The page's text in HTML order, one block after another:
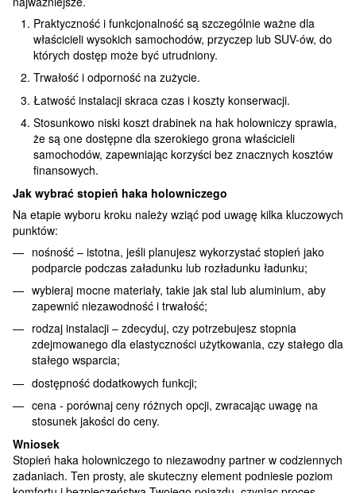
Praktyczność i funkcjonalność są szczególnie ważne dla
właścicieli wysokich samochodów, przyczep lub SUV-ów, do
których dostęp może być utrudniony.
Trwałość i odporność na zużycie.
Łatwość instalacji skraca czas i koszty konserwacji.
Stosunkowo niski koszt drabinek na hak holowniczy sprawia,
że ​​są one dostępne dla szerokiego grona właścicieli
samochodów, zapewniając korzyści bez znacznych kosztów
finansowych.
Jak wybrać stopień haka holowniczego
Na etapie wyboru kroku należy wziąć pod uwagę kilka kluczowych
punktów:
nośność – istotna, jeśli planujesz wykorzystać stopień jako
podparcie podczas załadunku lub rozładunku ładunku;
wybieraj mocne materiały, takie jak stal lub aluminium, aby
zapewnić niezawodność i trwałość;
rodzaj instalacji – zdecyduj, czy potrzebujesz stopnia
zdejmowanego dla elastyczności użytkowania, czy stałego dla
stałego wsparcia;
dostępność dodatkowych funkcji;
cena - porównaj ceny różnych opcji, zwracając uwagę na
stosunek jakości do ceny.
Wniosek
Stopień haka holowniczego to niezawodny partner w codziennych
zadaniach. Ten prosty, ale skuteczny element podniesie poziom